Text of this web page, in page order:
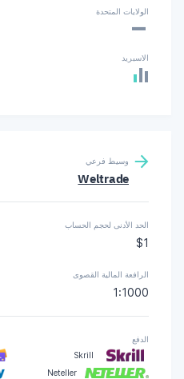
الولايات المتحدة
-
الاسبريد
وسيط فرعي
Weltrade
الحد الأدنى لحجم الحساب
$1
الرافعة المالية القصوى
1:1000
الدفع
Skrill
Neteller